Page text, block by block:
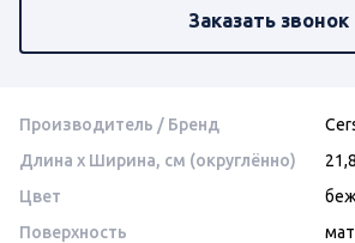
Заказать звонок
Производитель / Бренд
Длина x Ширина, см (округлённо)
Цвет
Поверхность